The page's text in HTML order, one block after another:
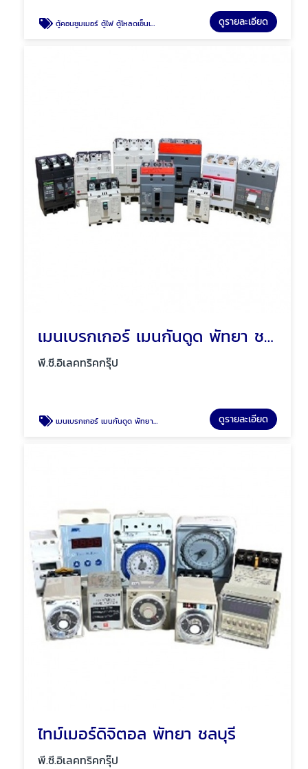
ตู้คอนซูมเมอร์ ตู้ไฟ ตู้โหลดเซ็นเตอร์ พัทยา ชลบุรี ดูรายละเอียด
เมนเบรกเกอร์ เมนกันดูด พัทยา ชลบุรี
พี.ซี.อิเลคทริคกรุ๊ป
เมนเบรกเกอร์ เมนกันดูด พัทยา ชลบุรี ดูรายละเอียด
ไทม์เมอร์ดิจิตอล พัทยา ชลบุรี
พี.ซี.อิเลคทริคกรุ๊ป